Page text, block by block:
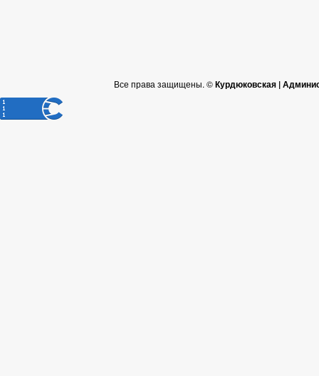
Все права защищены. ©Курдюковская |